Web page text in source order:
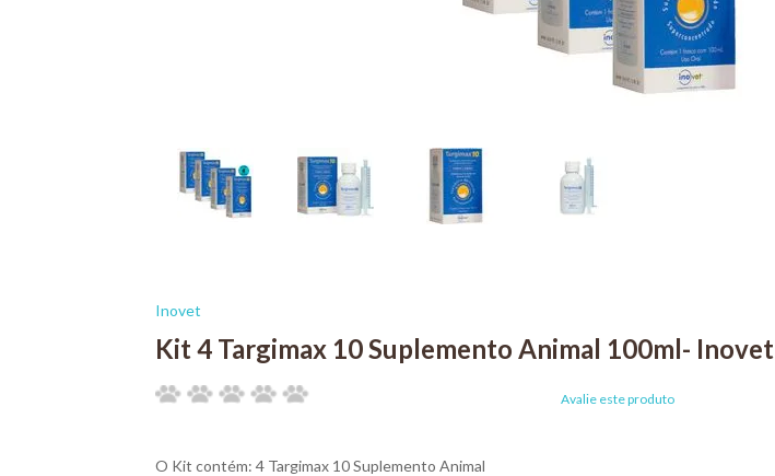
Inovet
Kit 4 Targimax 10 Suplemento Animal 100ml- Inovet
Avalie este produto
O Kit contém: 4 Targimax 10 Suplemento Animal